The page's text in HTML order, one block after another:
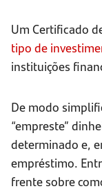
Um Certificado
tipo de
instituições
De modo
“empreste”
determinado e,
empréstimo.
frente sobre